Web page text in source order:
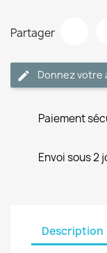
Partager
Donnez votre
Paiement
Envoi sous 2
Description